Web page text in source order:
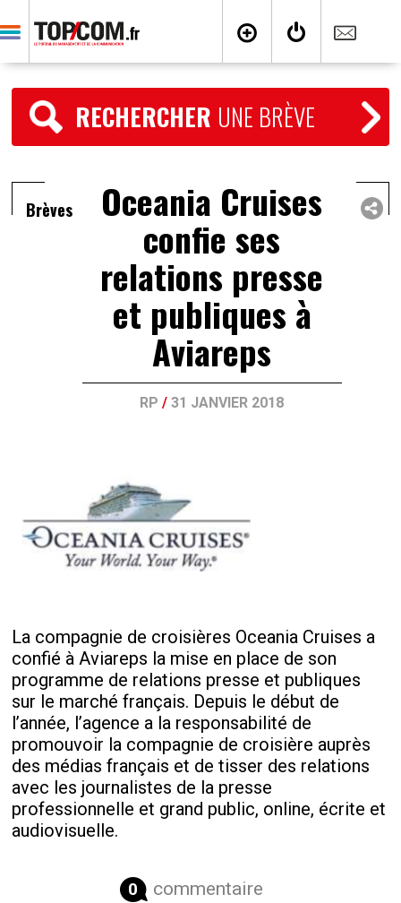
RECHERCHER UNE BRÈVE
Brèves Oceania Cruises
confie ses
relations presse
et publiques à
Aviareps
RP /31 JANVIER 2018
La compagnie de croisières Oceania Cruises a
confié à Aviareps la mise en place de son
programme de relations presse et publiques
sur le marché français. Depuis le début de
l’année, l’agence a la responsabilité de
promouvoir la compagnie de croisière auprès
des médias français et de tisser des relations
avec les journalistes de la presse
professionnelle et grand public, online, écrite et
audiovisuelle.
0 commentaire